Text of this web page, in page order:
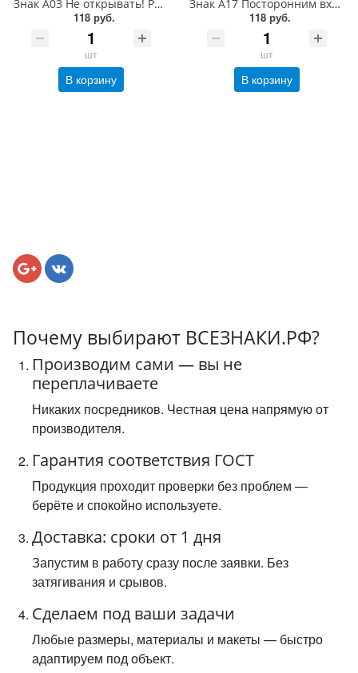
Знак A03 Не открывать! Работают люди. 150x300 мм. пластик 2 мм
118 руб.
шт
В корзину
Знак A17 Посторонним вход запрещен. 150x300 мм. пластик 2 мм
118 руб.
шт
В корзину
Почему выбирают ВСЕЗНАКИ.РФ?
Производим сами — вы не
переплачиваете
Никаких посредников. Честная цена напрямую от
производителя.
Гарантия соответствия ГОСТ
Продукция проходит проверки без проблем —
берёте и спокойно используете.
Доставка: сроки от 1 дня
Запустим в работу сразу после заявки. Без
затягивания и срывов.
Сделаем под ваши задачи
Любые размеры, материалы и макеты — быстро
адаптируем под объект.